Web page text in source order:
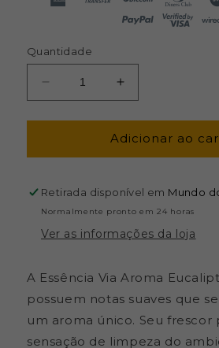
Quantidade
Diminuir
a
quantidade
Essência
Eucalipto
-
Aroma
-
Frasco
com
10ml
Aumentar
a
quantidade
de
Essência
Eucalipto
-
Aroma
-
Frasco
com
10ml
Adicionar ao
Retirada disponível em Mundo
Normalmente pronto em 24 horas
Ver as informações da loja
A Essência Via Aroma
possuem notas suaves que
um aroma único. Seu frescor
sensação de limpeza do